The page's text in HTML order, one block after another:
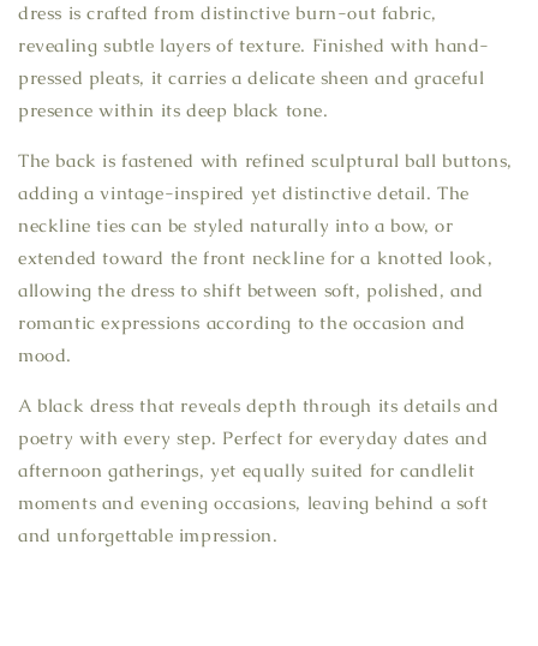
dress is crafted from distinctive burn-out fabric,
revealing subtle layers of texture. Finished with hand-
pressed pleats, it carries a delicate sheen and graceful
presence within its deep black tone.
The back is fastened with refined sculptural ball buttons,
adding a vintage-inspired yet distinctive detail. The
neckline ties can be styled naturally into a bow, or
extended toward the front neckline for a knotted look,
allowing the dress to shift between soft, polished, and
romantic expressions according to the occasion and
mood.
A black dress that reveals depth through its details and
poetry with every step. Perfect for everyday dates and
afternoon gatherings, yet equally suited for candlelit
moments and evening occasions, leaving behind a soft
and unforgettable impression.